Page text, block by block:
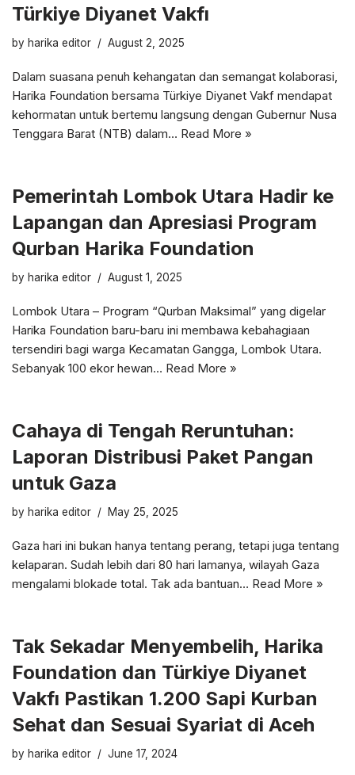
Türkiye Diyanet Vakfı
by harika editor August 2, 2025
Dalam suasana penuh kehangatan dan semangat kolaborasi,
Harika Foundation bersama Türkiye Diyanet Vakf mendapat
kehormatan untuk bertemu langsung dengan Gubernur Nusa
Tenggara Barat (NTB) dalam… Read More »
Pemerintah Lombok Utara Hadir ke
Lapangan dan Apresiasi Program
Qurban Harika Foundation
by harika editor August 1, 2025
Lombok Utara – Program “Qurban Maksimal” yang digelar
Harika Foundation baru-baru ini membawa kebahagiaan
tersendiri bagi warga Kecamatan Gangga, Lombok Utara.
Sebanyak 100 ekor hewan… Read More »
Cahaya di Tengah Reruntuhan:
Laporan Distribusi Paket Pangan
untuk Gaza
by harika editor May 25, 2025
Gaza hari ini bukan hanya tentang perang, tetapi juga tentang
kelaparan. Sudah lebih dari 80 hari lamanya, wilayah Gaza
mengalami blokade total. Tak ada bantuan… Read More »
Tak Sekadar Menyembelih, Harika
Foundation dan Türkiye Diyanet
Vakfı Pastikan 1.200 Sapi Kurban
Sehat dan Sesuai Syariat di Aceh
by harika editor June 17, 2024